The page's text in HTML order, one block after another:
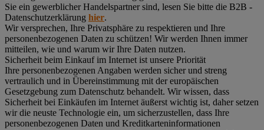
Sie ein gewerblicher Handelspartner sind, lesen Sie bitte die B2B -
Datenschutzerklärung hier.
Wir versprechen, Ihre Privatsphäre zu respektieren und Ihre
personenbezogenen Daten zu schützen! Wir werden Ihnen immer
mitteilen, wie und warum wir Ihre Daten nutzen.
Sicherheit beim Einkauf im Internet ist unsere Priorität
Ihre personenbezogenen Angaben werden sicher und streng
vertraulich und in Übereinstimmung mit der europäischen
Gesetzgebung zum Datenschutz behandelt. Wir wissen, dass
Sicherheit bei Einkäufen im Internet äußerst wichtig ist, daher setzen
wir die neuste Technologie ein, um sicherzustellen, dass Ihre
personenbezogenen Daten und Kreditkarteninformationen